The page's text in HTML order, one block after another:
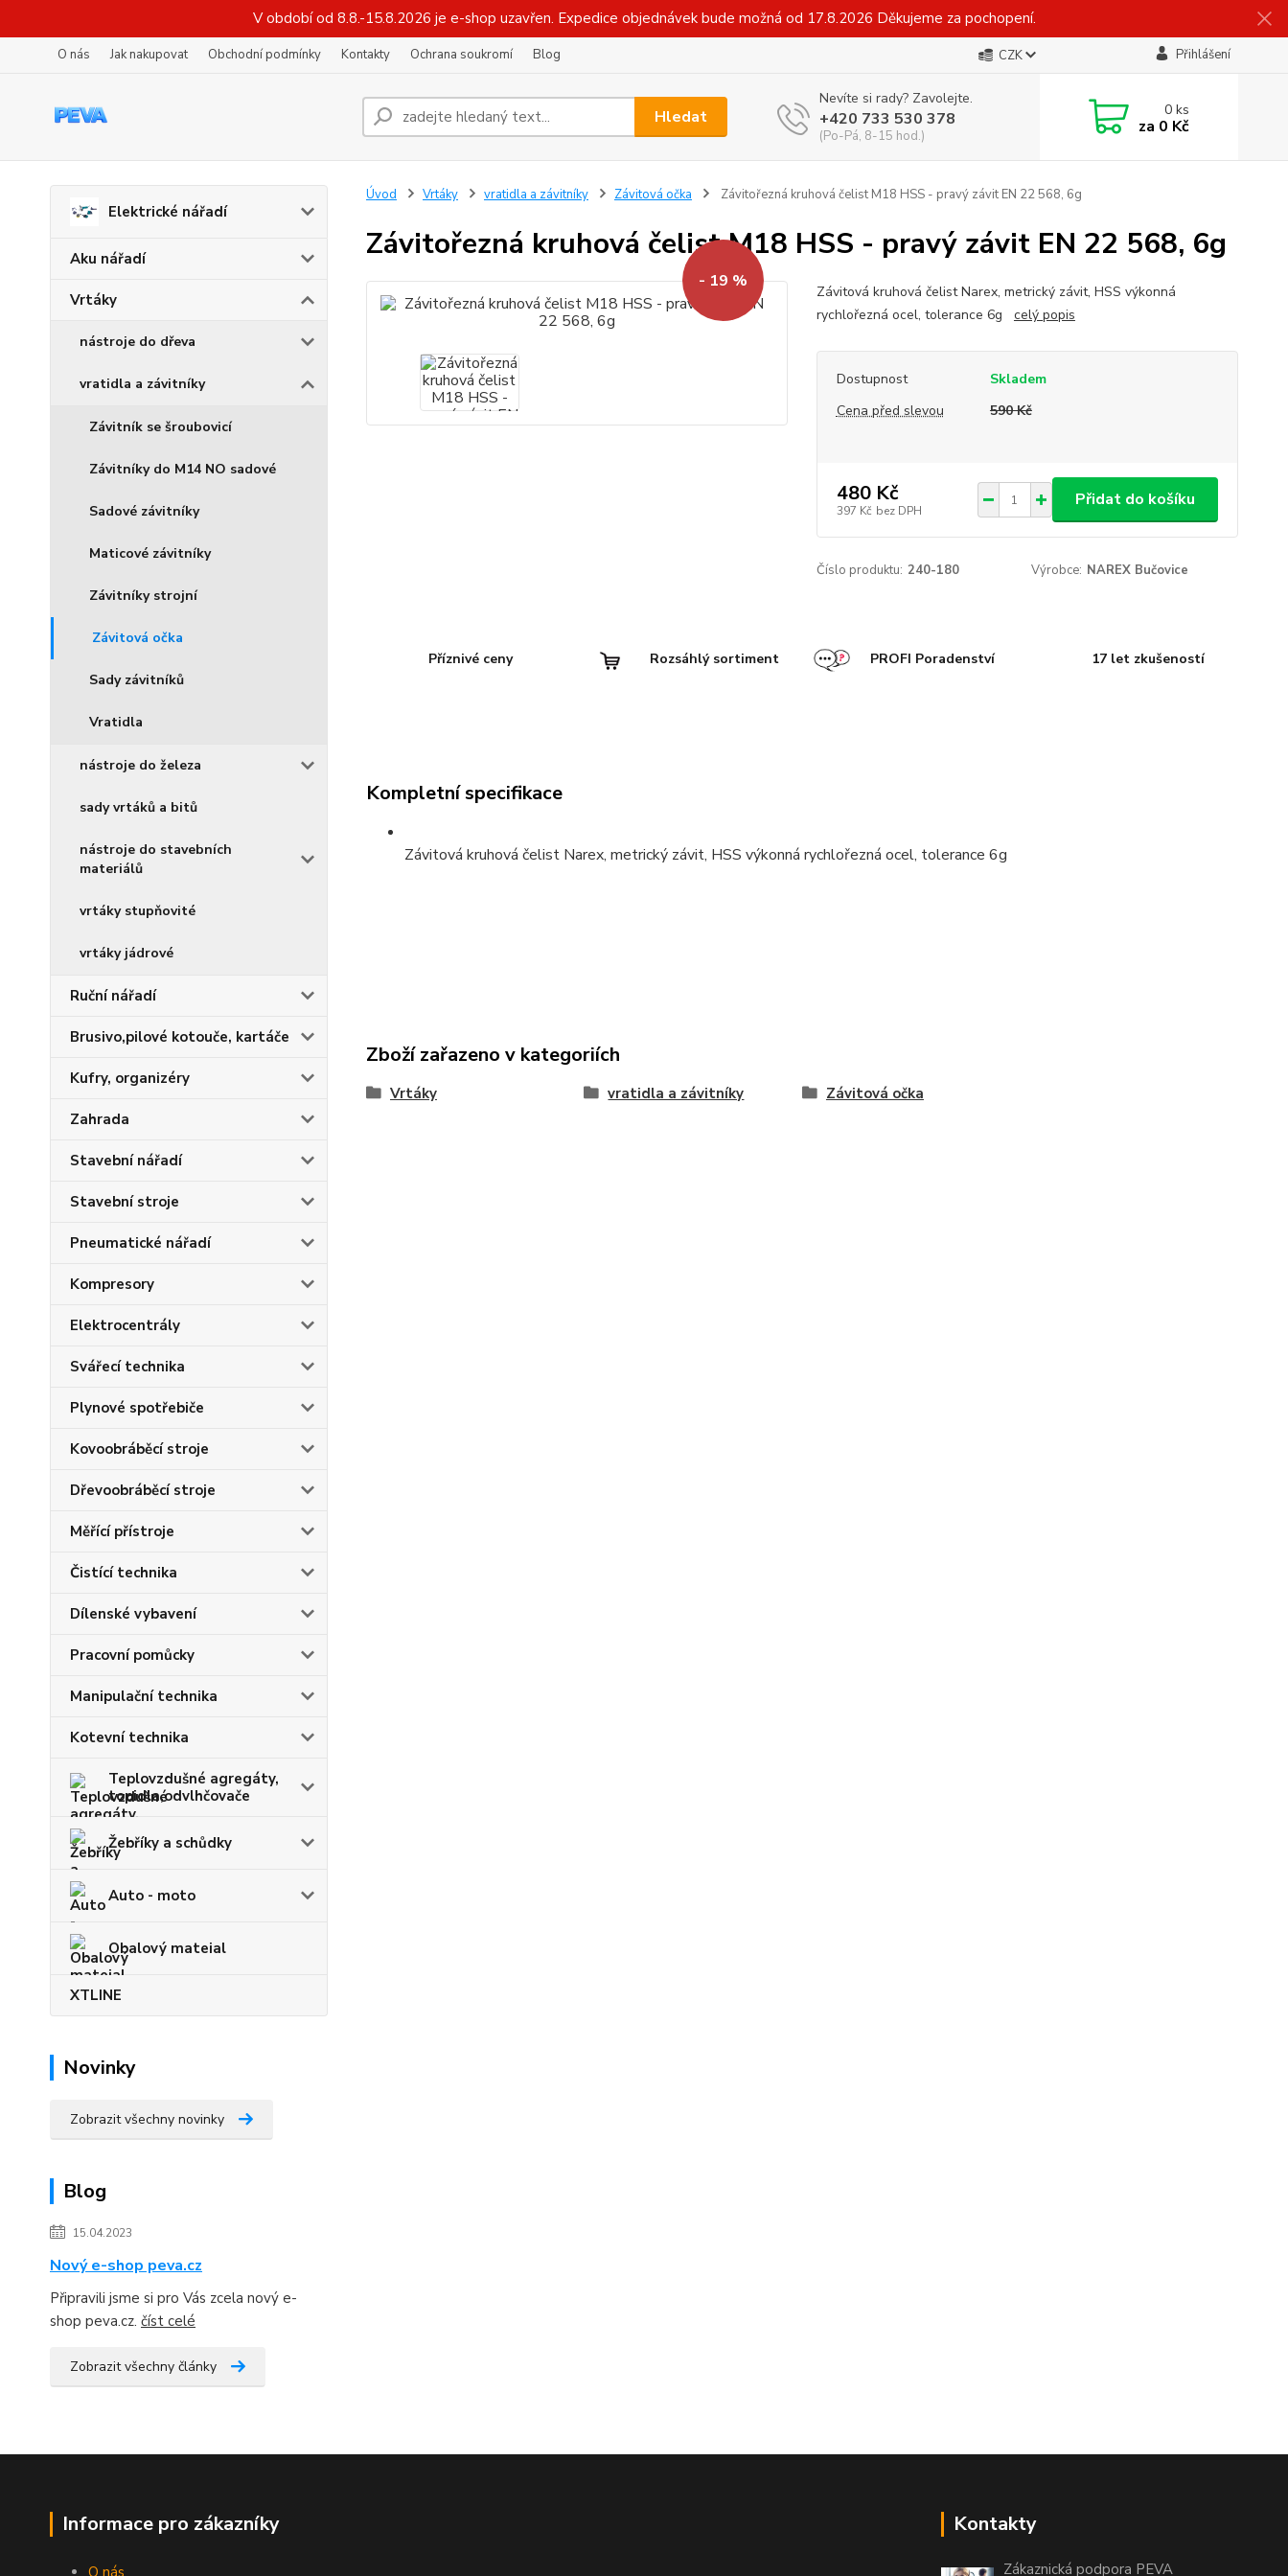
V období od 8.8.-15.8.2026 je e-shop uzavřen. Expedice objednávek bude možná od 17.8.2026 Děkujeme za pochopení.
O nás Jak nakupovat Obchodní podmínky Kontakty Ochrana soukromí Blog CZK Přihlášení
Hledat
Nevíte si rady? Zavolejte.
+420 733 530 378
(Po-Pá, 8-15 hod.)
0ks
za 0 Kč
Elektrické nářadí
Aku nářadí
Vrtáky
nástroje do dřeva
vratidla a závitníky
Závitník se šroubovicí
Závitníky do M14 NO sadové
Sadové závitníky
Maticové závitníky
Závitníky strojní
Závitová očka
Sady závitníků
Vratidla
nástroje do železa
sady vrtáků a bitů
nástroje do stavebních
materiálů
vrtáky stupňovité
vrtáky jádrové
Ruční nářadí
Brusivo,pilové kotouče, kartáče
Kufry, organizéry
Zahrada
Stavební nářadí
Stavební stroje
Pneumatické nářadí
Kompresory
Elektrocentrály
Svářecí technika
Plynové spotřebiče
Kovoobráběcí stroje
Dřevoobráběcí stroje
Měřící přístroje
Čistící technika
Dílenské vybavení
Pracovní pomůcky
Manipulační technika
Kotevní technika
Teplovzdušné agregáty,
topidla,odvlhčovače
Žebříky a schůdky
Auto - moto
Obalový mateial
XTLINE
Novinky
Zobrazit všechny novinky
Blog
15.04.2023
Nový e-shop peva.cz
Připravili jsme si pro Vás zcela nový e-
shop peva.cz. číst celé
Zobrazit všechny články
Úvod Vrtáky vratidla a závitníky Závitová očka Závitořezná kruhová čelist M18 HSS - pravý závit EN 22 568, 6g
Závitořezná kruhová čelist M18 HSS - pravý závit EN 22 568, 6g
- 19 %
Závitová kruhová čelist Narex, metrický závit, HSS výkonná
rychlořezná ocel, tolerance 6g celý popis
Dostupnost
Skladem
Cena před slevou
590 Kč
480 Kč
397 Kč bez DPH
Přidat do košíku
Číslo produktu: 240-180 Výrobce: NAREX Bučovice
Příznivé ceny Rozsáhlý sortiment PROFI Poradenství 17 let zkušeností
Kompletní specifikace
Závitová kruhová čelist Narex, metrický závit, HSS výkonná rychlořezná ocel, tolerance 6g
Zboží zařazeno v kategoriích
Vrtáky vratidla a závitníky Závitová očka
Informace pro zákazníky
O nás
Kontakty
Zákaznická podpora PEVA